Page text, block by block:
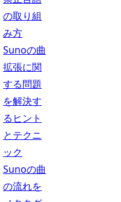
の取り組
み方
Sunoの曲
拡張に関
する問題
を解決す
るヒント
とテクニ
ック
Sunoの曲
の流れを